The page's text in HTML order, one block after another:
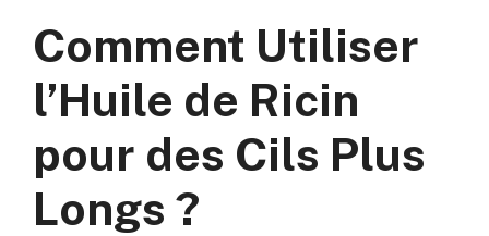
Comment Utiliser
l’Huile de Ricin
pour des Cils Plus
Longs ?